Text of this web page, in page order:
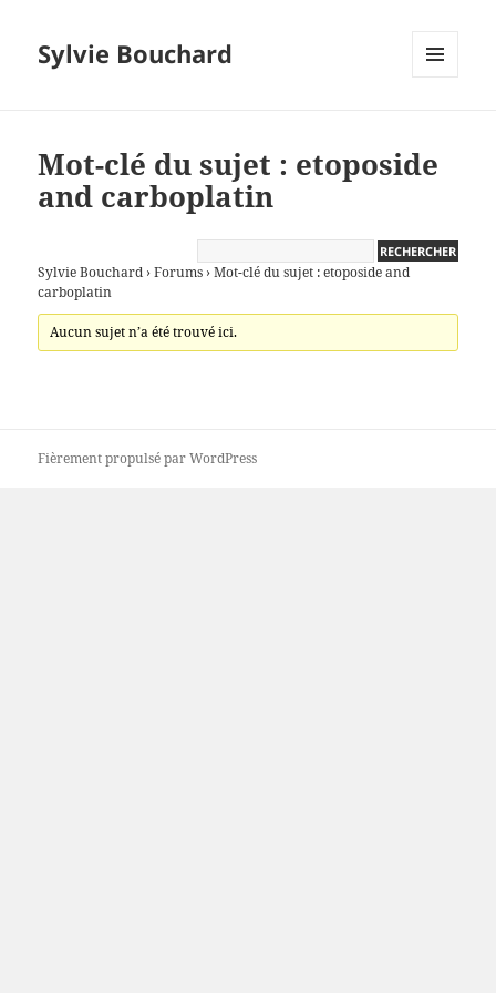
Sylvie Bouchard
Mot-clé du sujet : etoposide
and carboplatin
Sylvie Bouchard › Forums › Mot-clé du sujet : etoposide and
carboplatin
Aucun sujet n’a été trouvé ici.
Fièrement propulsé par WordPress